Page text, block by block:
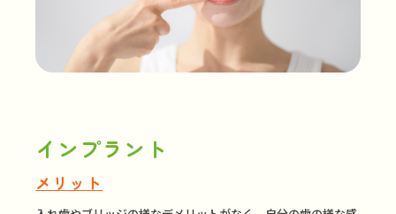
インプラント
メリット